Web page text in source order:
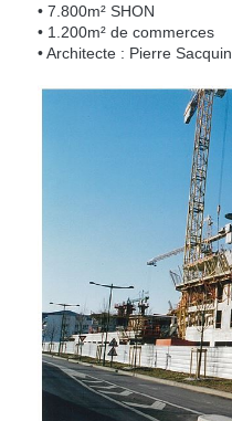
• 7.800m² SHON
• 1.200m² de commerces
• Architecte : Pierre Sacquin